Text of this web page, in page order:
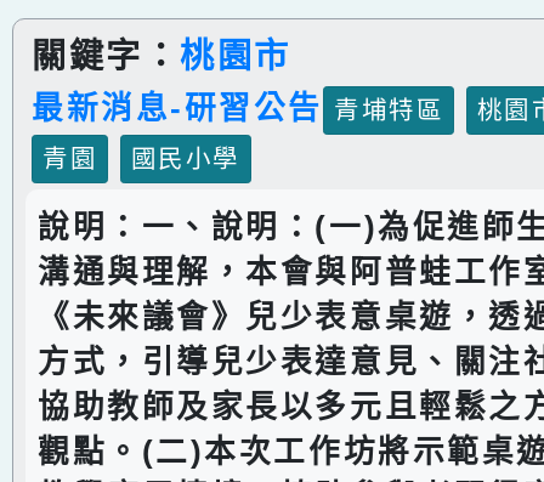
關鍵字：桃園市
最新消息-研習公告 青埔特區
桃園
青園
國民小學
說明：一、說明：(一)為促進師
溝通與理解，本會與阿普蛙工作
《未來議會》兒少表意桌遊，透
方式，引導兒少表達意見、關注
協助教師及家長以多元且輕鬆之
觀點。(二)本次工作坊將示範桌